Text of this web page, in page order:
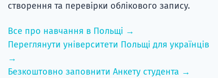
створення та перевірки облікового запису.
Все про навчання в Польщі →
Переглянути університети Польщі для українців
→
Безкоштовно заповнити Анкету студента →